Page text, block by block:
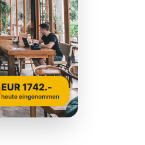
EUR 1742.-
heute eingenommen